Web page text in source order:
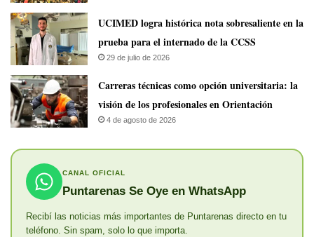
UCIMED logra histórica nota sobresaliente en la
prueba para el internado de la CCSS
29 de julio de 2026
Carreras técnicas como opción universitaria: la
visión de los profesionales en Orientación
4 de agosto de 2026
CANAL OFICIAL
Puntarenas Se Oye en WhatsApp
Recibí las noticias más importantes de Puntarenas directo en tu
teléfono. Sin spam, solo lo que importa.